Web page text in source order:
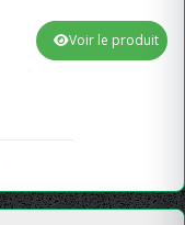
Voir le produit